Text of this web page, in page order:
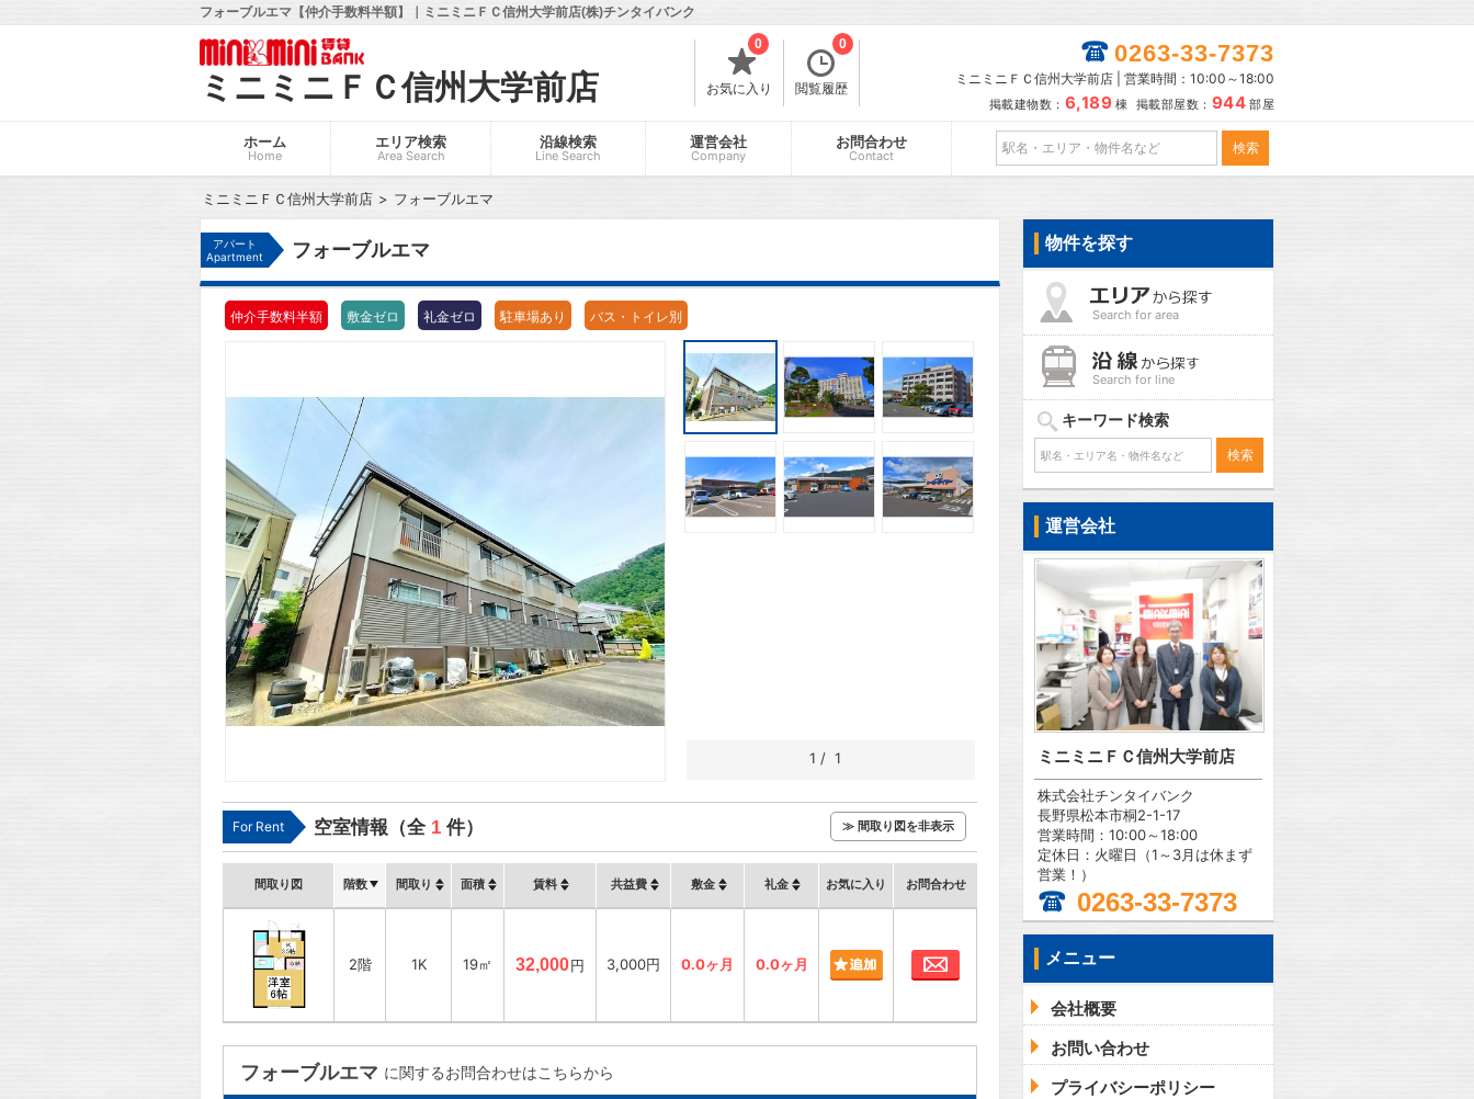
フォーブルエマ【仲介手数料半額】｜ミニミニＦＣ信州大学前店(株)チンタイバンク
ミニミニＦＣ信州大学前店 お気に入り
0
閲覧履歴
0 0263-33-7373
ミニミニＦＣ信州大学前店 | 営業時間：10:00～18:00
掲載建物数： 6,189 棟 掲載部屋数： 944 部屋
ホーム
Home
エリア検索
Area Search
沿線検索
Line Search
運営会社
Company
お問合わせ
Contact
ミニミニＦＣ信州大学前店 フォーブルエマ
アパート
Apartment
フォーブルエマ
仲介手数料半額 敷金ゼロ 礼金ゼロ 駐車場あり バス・トイレ別
1 / 1
For Rent 空室情報（全 1 件） ≫ 間取り図を非表示
間取り図 階数 間取り 面積 賃料 共益費 敷金 礼金 お気に入り お問合わせ
2階 1K 19㎡ 32,000円 3,000円 0.0ヶ月 0.0ヶ月 お問合わせ
フォーブルエマ に関するお問合わせはこちらから
物件を探す
Search for area
Search for line
キーワード検索
運営会社
ミニミニＦＣ信州大学前店
株式会社チンタイバンク
長野県松本市桐2-1-17
営業時間：10:00～18:00
定休日：火曜日（1～3月は休まず
営業！）
0263-33-7373
メニュー
会社概要
お問い合わせ
プライバシーポリシー